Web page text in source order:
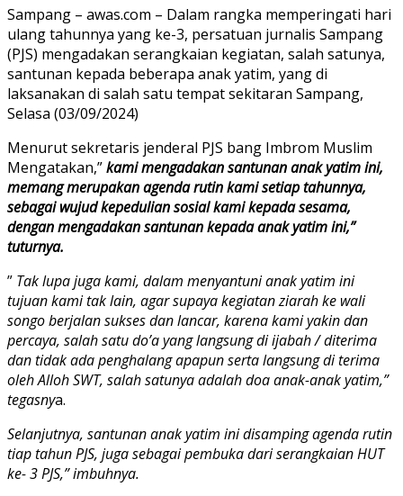
Sampang – awas.com – Dalam rangka memperingati hari
ulang tahunnya yang ke-3, persatuan jurnalis Sampang
(PJS) mengadakan serangkaian kegiatan, salah satunya,
santunan kepada beberapa anak yatim, yang di
laksanakan di salah satu tempat sekitaran Sampang,
Selasa (03/09/2024)
Menurut sekretaris jenderal PJS bang Imbrom Muslim
Mengatakan,”kami mengadakan santunan anak yatim ini,
memang merupakan agenda rutin kami setiap tahunnya,
sebagai wujud kepedulian sosial kami kepada sesama,
dengan mengadakan santunan kepada anak yatim ini,”
tuturnya.
” Tak lupa juga kami, dalam menyantuni anak yatim ini
tujuan kami tak lain, agar supaya kegiatan ziarah ke wali
songo berjalan sukses dan lancar, karena kami yakin dan
percaya, salah satu do’a yang langsung di ijabah / diterima
dan tidak ada penghalang apapun serta langsung di terima
oleh Alloh SWT, salah satunya adalah doa anak-anak yatim,”
tegasnya.
Selanjutnya, santunan anak yatim ini disamping agenda rutin
tiap tahun PJS, juga sebagai pembuka dari serangkaian HUT
ke- 3 PJS,” imbuhnya.